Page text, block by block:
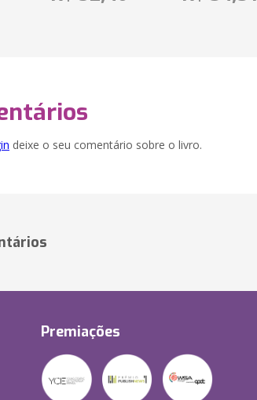
deixe o seu comentário sobre o livro.
Premiações